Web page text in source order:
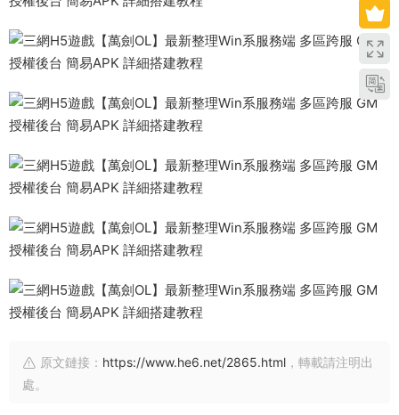
原文鏈接： https://www.he6.net/2865.html ，轉載請注明出
處。